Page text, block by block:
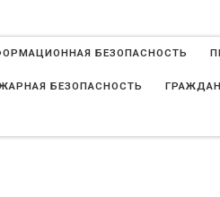
БЕЗОПАСНОСТЬ
БЕЗОПАСНОСТЬ